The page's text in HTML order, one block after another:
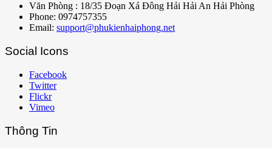
Văn Phòng : 18/35 Đoạn Xá Đông Hải Hải An Hải Phòng
Phone: 0974757355
Email: support@phukienhaiphong.net
Social Icons
Facebook
Twitter
Flickr
Vimeo
Thông Tin